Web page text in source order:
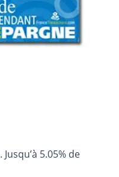
. Jusqu’à 5.05% de